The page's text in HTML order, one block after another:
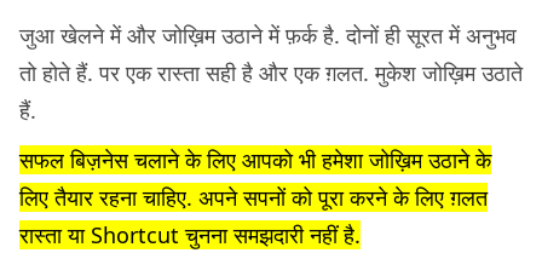
जुआ खेलने में और जोख़िम उठाने में फ़र्क है. दोनों ही सूरत में अनुभव
तो होते हैं. पर एक रास्ता सही है और एक ग़लत. मुकेश जोख़िम उठाते
हैं.
सफल बिज़नेस चलाने के लिए आपको भी हमेशा जोख़िम उठाने के
लिए तैयार रहना चाहिए. अपने सपनों को पूरा करने के लिए ग़लत
रास्ता या Shortcut चुनना समझदारी नहीं है.